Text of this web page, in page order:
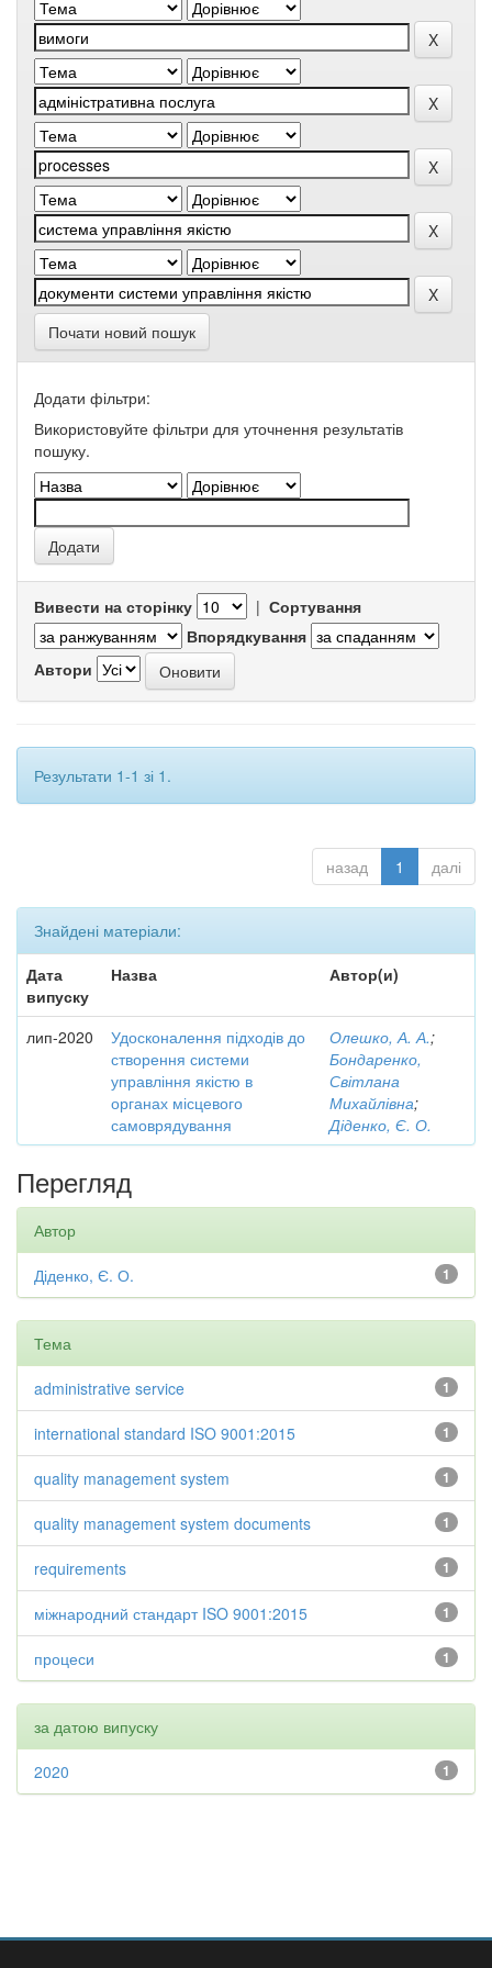
Почати новий пошук
Додати фільтри:
Використовуйте фільтри для уточнення результатів
пошуку.
Вивести на сторінку | Сортування
Впорядкування
Автори
Результати 1-1 зі 1.
назад 1 далі
Знайдені матеріали:
Дата
випуску
Назва Автор(и)
лип-2020
Удосконалення підходів до
створення системи
управління якістю в
органах місцевого
самоврядування
Олешко, А. А.;
Бондаренко,
Світлана
Михайлівна;
Діденко, Є. О.
Перегляд
Автор
1
Діденко, Є. О.
Тема
1
administrative service
1
international standard ISO 9001:2015
1
quality management system
1
quality management system documents
1
requirements
1
міжнародний стандарт ISO 9001:2015
1
процеси
за датою випуску
1
2020